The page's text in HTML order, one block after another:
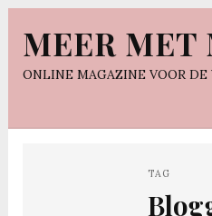
MEER MET
ONLINE MAGAZINE VOOR DE
TAG